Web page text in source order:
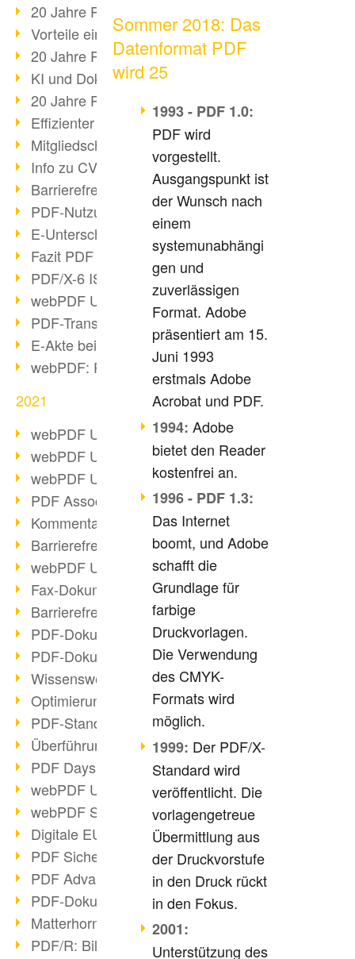
20 Jahre PDF/X (Teil 3)
Vorteile einer PDF-Businesslösung
20 Jahre PDF/X (Teil 2)
KI und Dokumenten-Management
20 Jahre PDF/X (Teil 1)
Effizienter Dokumenten Workflow
Mitgliedschaft PDF Association
Info zu CVE-2022-22965
Barrierefreiheit mehr als Inklusion
PDF-Nutzung durch Pandemie
E-Unterschriften für Verwaltung
Fazit PDF Days 2021
PDF/X-6 ISO-Norm
webPDF Update 8.0.0.2393
PDF-Transparenz beim PDF-Format
E-Akte bei Behörden
webPDF: PDF-Anhänge verwalten
2021
webPDF Update 8.0.0.2376
webPDF Update 8.0.0.2374
webPDF Update 8.0.0.2372
PDF Association 2021 Entwicklungen
Kommentare im PDF einfügen
Barrierefreie PDF-Dokumente (3/3)
webPDF Update 8.0.0.2338
Fax-Dokumente in Workflow
Barrierefreie PDF-Dokumente (2/3)
PDF-Dokumente mit OCR optimieren
PDF-Dokumente barrierefrei?
Wissenswertes über E-Signatur
Optimierung des PDF-Formats
PDF-Standards im Überblick
Überführung PDF/A in Archivsystem
PDF Days Europe 2021
webPDF Update 8.0.0.2282
webPDF Statistik-Auswertungen
Digitale EU COVID-Zertifikate
PDF Sicherheitseinstellungen
PDF Advanced Electronic Signature
PDF-Dokumente neu organisieren
Matterhorn Protokoll 1.1 verfügbar
PDF/R: Bildformat der Zukunft
Sommer 2018: Das
Datenformat PDF
wird 25
1993 - PDF 1.0:
PDF wird
vorgestellt.
Ausgangspunkt ist
der Wunsch nach
einem
systemunabhängi
gen und
zuverlässigen
Format. Adobe
präsentiert am 15.
Juni 1993
erstmals Adobe
Acrobat und PDF.
1994: Adobe
bietet den Reader
kostenfrei an.
1996 - PDF 1.3:
Das Internet
boomt, und Adobe
schafft die
Grundlage für
farbige
Druckvorlagen.
Die Verwendung
des CMYK-
Formats wird
möglich.
1999: Der PDF/X-
Standard wird
veröffentlicht. Die
vorlagengetreue
Übermittlung aus
der Druckvorstufe
in den Druck rückt
in den Fokus.
2001:
Unterstützung des